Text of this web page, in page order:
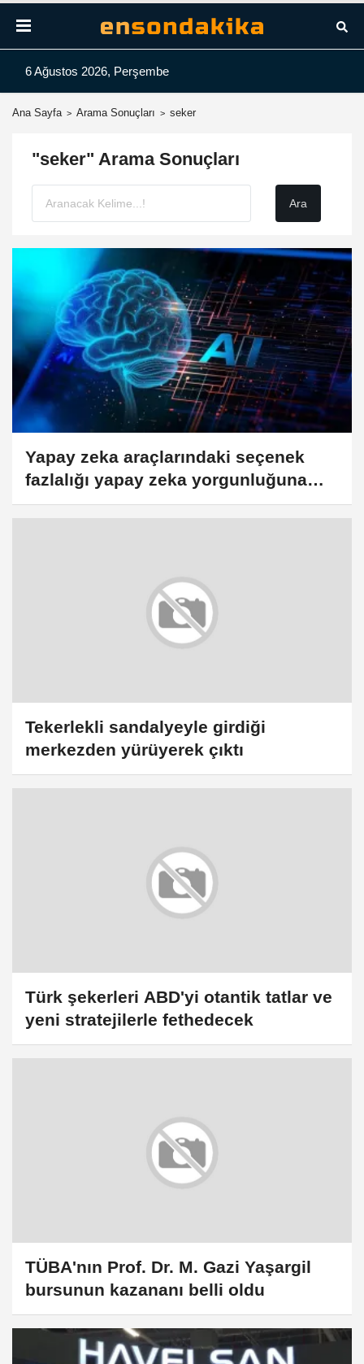
6 Ağustos 2026, Perşembe
Ana Sayfa Arama Sonuçları seker
"seker" Arama Sonuçları
Yapay zeka araçlarındaki seçenek
fazlalığı yapay zeka yorgunluğuna
neden olabiliyor
Tekerlekli sandalyeyle girdiği
merkezden yürüyerek çıktı
Türk şekerleri ABD'yi otantik tatlar ve
yeni stratejilerle fethedecek
TÜBA'nın Prof. Dr. M. Gazi Yaşargil
bursunun kazananı belli oldu